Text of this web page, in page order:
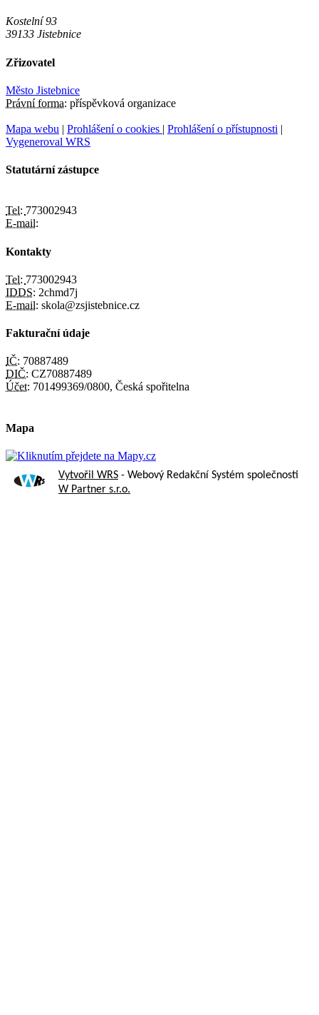
Kostelní 93
39133 Jistebnice
Zřizovatel
Město Jistebnice
Právní forma: příspěvková organizace
Mapa webu | Prohlášení o cookies | Prohlášení o přístupnosti |
Vygeneroval WRS
Statutární zástupce
Tel: 773002943
E-mail:
Kontakty
Tel: 773002943
IDDS: 2chmd7j
E-mail: skola@zsjistebnice.cz
Fakturační údaje
IČ: 70887489
DIČ: CZ70887489
Účet: 701499369/0800, Česká spořitelna
Mapa
Vytvořil WRS - Webový Redakční Systém společnosti
W Partner s.r.o.